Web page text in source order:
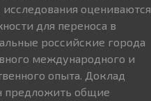
оцениваются
для переноса в
российские города
международного и
опыта. Доклад
предложить общие